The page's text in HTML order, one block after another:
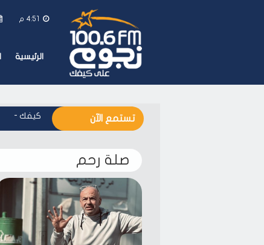
4:51 م
الرئيسية
تستمع الآن -نجوم اف ام - على كيفك
صلة رحم